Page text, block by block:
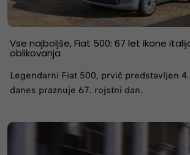
Vse najboljše, Fiat 500: 67 let ikone
oblikovanja
Legendarni Fiat 500, prvič predstavljen
danes praznuje 67. rojstni dan.